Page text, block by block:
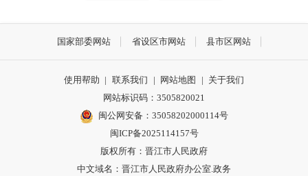
国家部委网站 省设区市网站 县市区网站
使用帮助 | 联系我们 | 网站地图 | 关于我们
网站标识码：3505820021
闽公网安备：35058202000114号
闽ICP备2025114157号
版权所有：晋江市人民政府
中文域名：晋江市人民政府办公室.政务